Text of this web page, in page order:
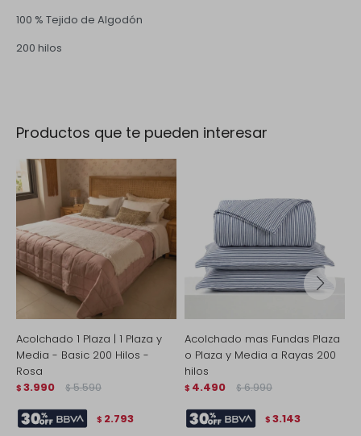
100 % Tejido de Algodón
200 hilos
Productos que te pueden interesar
Acolchado 1 Plaza | 1 Plaza y
Media - Basic 200 Hilos -
Rosa
$ 3.990 $ 5.590
$ 2.793
Acolchado mas Fundas Plaza
o Plaza y Media a Rayas 200
hilos
$ 4.490 $ 6.990
$ 3.143